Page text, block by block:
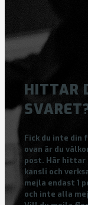
HITTAR
Fick du inte din
ovan är du
post. Här
kansli och
mejla endast 1
och inte alla